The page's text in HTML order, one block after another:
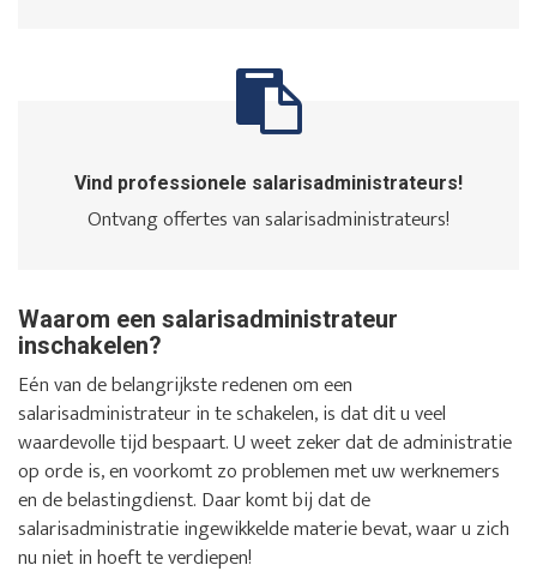
Vind professionele salarisadministrateurs!
Ontvang offertes van salarisadministrateurs!
Waarom een salarisadministrateur
inschakelen?
Eén van de belangrijkste redenen om een
salarisadministrateur in te schakelen, is dat dit u veel
waardevolle tijd bespaart. U weet zeker dat de administratie
op orde is, en voorkomt zo problemen met uw werknemers
en de belastingdienst. Daar komt bij dat de
salarisadministratie ingewikkelde materie bevat, waar u zich
nu niet in hoeft te verdiepen!